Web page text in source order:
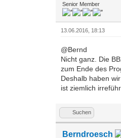
Senior Member
13.06.2016, 18:13
@Bernd
Nicht ganz. Die
zum Ende des
Deshalb haben
ist ziemlich
Suchen
Berndroesch